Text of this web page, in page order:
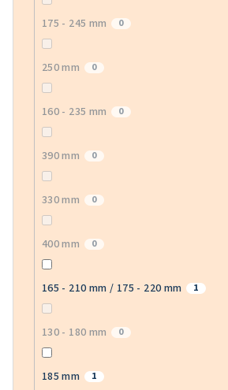
175 - 245 mm 0
250 mm 0
160 - 235 mm 0
390 mm 0
330 mm 0
400 mm 0
165 - 210 mm / 175 - 220 mm 1
130 - 180 mm 0
185 mm 1